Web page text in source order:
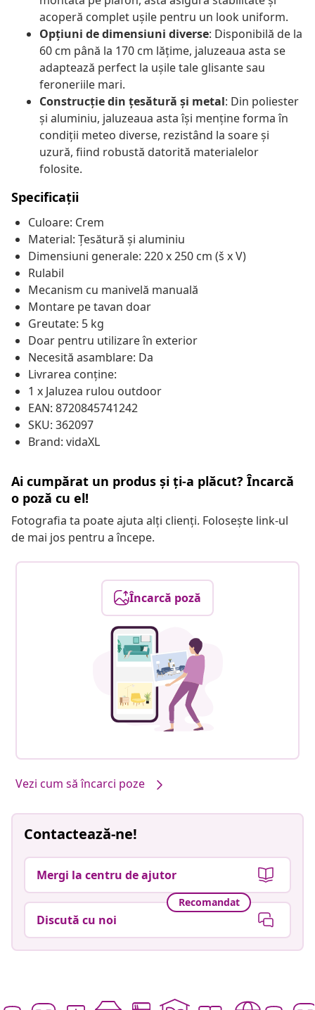
acoperă complet ușile pentru un look uniform.
Opțiuni de dimensiuni diverse: Disponibilă de la
60 cm până la 170 cm lățime, jaluzeaua asta se
adaptează perfect la ușile tale glisante sau
feroneriile mari.
Construcție din țesătură și metal: Din poliester
și aluminiu, jaluzeaua asta își menține forma în
condiții meteo diverse, rezistând la soare și
uzură, fiind robustă datorită materialelor
folosite.
Specificații
Culoare: Crem
Material: Țesătură și aluminiu
Dimensiuni generale: 220 x 250 cm (š x V)
Rulabil
Mecanism cu manivelă manuală
Montare pe tavan doar
Greutate: 5 kg
Doar pentru utilizare în exterior
Necesită asamblare: Da
Livrarea conține:
1 x Jaluzea rulou outdoor
EAN: 8720845741242
SKU: 362097
Brand: vidaXL
Ai cumpărat un produs și ți-a plăcut? Încarcă
o poză cu el!
Fotografia ta poate ajuta alți clienți. Folosește link-ul
de mai jos pentru a începe.
Încarcă poză
Vezi cum să încarci poze
Contactează-ne!
Mergi la centru de ajutor
Recomandat
Discută cu noi